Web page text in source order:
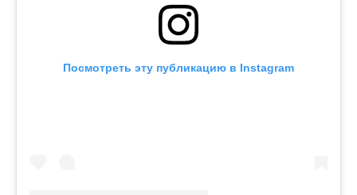
Посмотреть эту публикацию в Instagram